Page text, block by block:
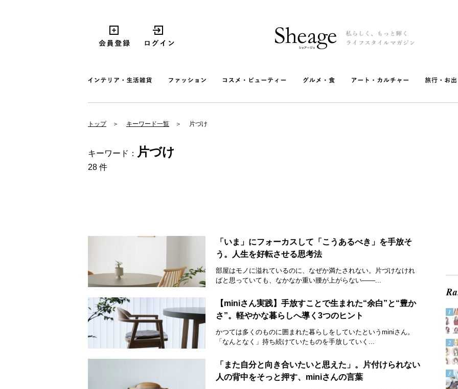
トップ キーワード一覧 片づけ
キーワード： 片づけ
28 件
「いま」にフォーカスして「こうあるべき」を手放そ
う。人生を好転させる思考法
部屋はモノに溢れているのに、なぜか満たされない。片づけなけれ
ばと思っていても、なかなか重い腰が上がらない——...
【miniさん実践】手放すことで生まれた“余白”と“豊か
さ”。軽やかな暮らしへ導く3つのヒント
かつては多くのものに囲まれた暮らしをしていたというminiさん。
「なんとなく」持ち続けていたものを手放していく...
「また自分と向き合いたいと思えた」。片付けられない
人の背中をそっと押す、miniさんの言葉